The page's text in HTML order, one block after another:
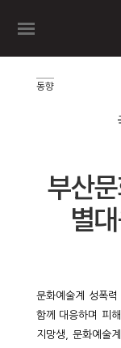
동향
부산
별
문화예술계 성폭
함께 대응하며 피
지망생, 문화예술